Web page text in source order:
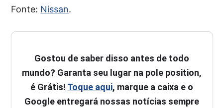
Fonte: Nissan.
Gostou de saber disso antes de todo
mundo? Garanta seu lugar na pole position,
é Grátis! Toque aqui, marque a caixa e o
Google entregará nossas notícias sempre